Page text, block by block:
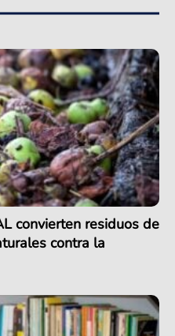
convierten residuos de
contra la